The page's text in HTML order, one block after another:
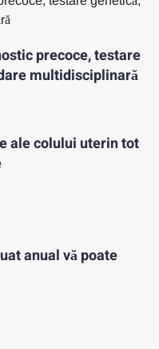
precoce, testare
multidisciplinară
ale colului uterin tot
anual vă poate